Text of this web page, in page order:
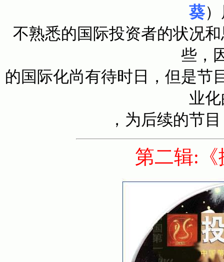
葵
不熟悉的国际投资者的状况
些，
的国际化尚有待时日，但是节
业
，为后续的节
第二辑: